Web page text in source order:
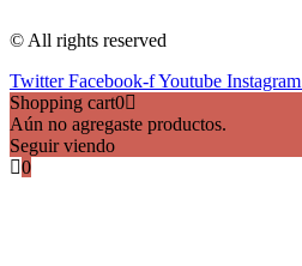
© All rights reserved
Twitter Facebook-fYoutube Instagram
Shopping cart0
Aún no agregaste productos.
Seguir viendo
0